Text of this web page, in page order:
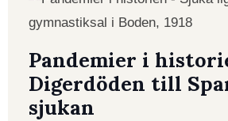
Pandemier i
Digerdöden till
sjukan